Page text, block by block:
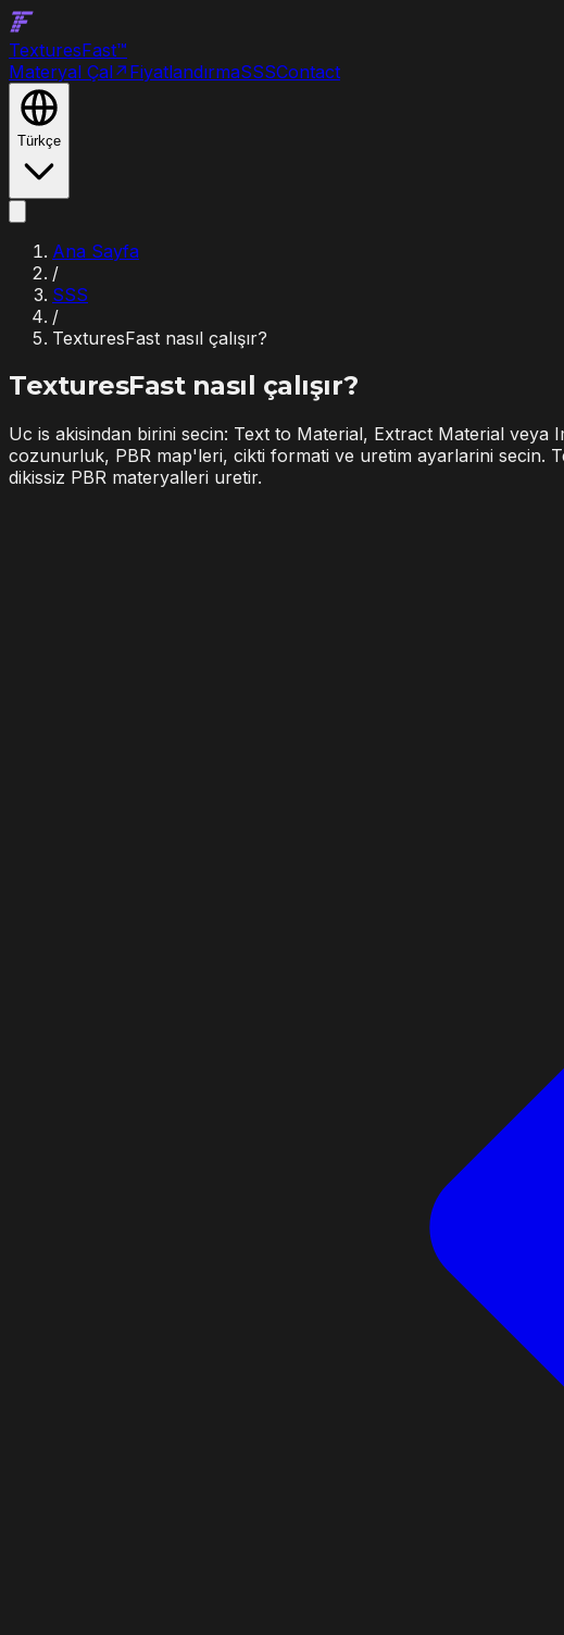
TexturesFast™
Materyal Çal↗ FiyatlandırmaSSSContact
Türkçe
Ana Sayfa
/
SSS
/
TexturesFast nasıl çalışır?
TexturesFast nasıl çalışır?
Uc is akisindan birini secin: Text to Material, Extract Material
cozunurluk, PBR map'leri, cikti formati ve uretim ayarlarini secin.
dikissiz PBR materyalleri uretir.